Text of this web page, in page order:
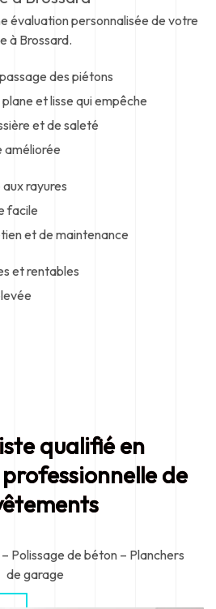
évaluation personnalisée de votre
à Brossard.
des piétons
et lisse qui empêche
et de saleté
améliorée
rayures
facile
et de maintenance
et rentables
qualifié en
de
Polissage de béton – Planchers
de garage